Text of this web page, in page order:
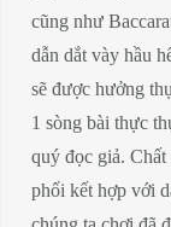
cũng như
dẫn dắt vày hầu
sẽ được hưởng
1 sòng bài thực
quý đọc giả.
phối kết hợp với